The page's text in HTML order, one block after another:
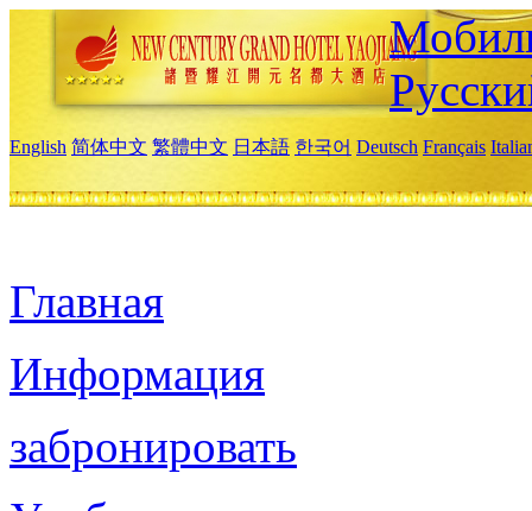
English 简体中文 繁體中文 日本語 한국어 Deutsch Français
Главная
Информация
забронировать